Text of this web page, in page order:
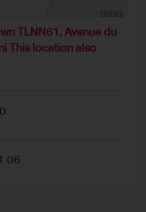
TLNN61, Avenue du
This location also
06